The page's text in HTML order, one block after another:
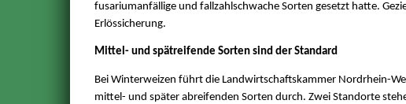
fusariumanfällige und fallzahlschwache Sorten gesetzt hatte.
Erlössicherung.
Mittel- und spätreifende Sorten sind der Standard
Bei Winterweizen führt die Landwirtschaftskammer Nordrhein-
mittel- und später abreifenden Sorten durch. Zwei Standorte